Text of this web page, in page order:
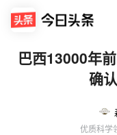
巴西13000年
确
优质科学